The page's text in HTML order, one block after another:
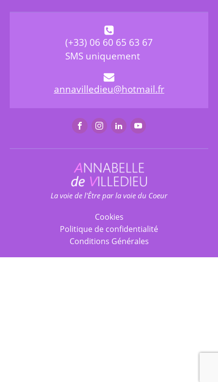
(+33) 06 60 65 63 67
SMS uniquement
annavilledieu@hotmail.fr
La voie de l'Être par la voie du Coeur
Cookies
Politique de confidentialité
Conditions Générales